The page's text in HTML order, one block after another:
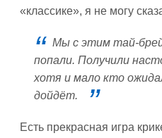
«классике», я не могу
Мы с этим тай-
попали. Получили
хотя и мало кто
дойдёт.
Есть прекрасная игра